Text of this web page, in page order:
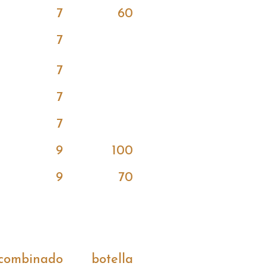
7 60
7
7
7
7
9 100
9 70
botella